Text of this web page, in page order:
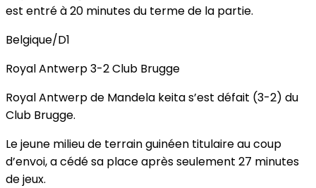
est entré à 20 minutes du terme de la partie.
Belgique/D1
Royal Antwerp 3-2 Club Brugge
Royal Antwerp de Mandela keita s’est défait (3-2) du
Club Brugge.
Le jeune milieu de terrain guinéen titulaire au coup
d’envoi, a cédé sa place après seulement 27 minutes
de jeux.